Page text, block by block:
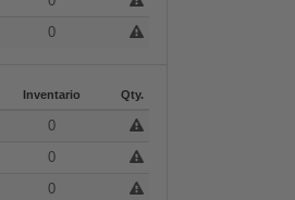
0
Inventario Qty.
0
0
0